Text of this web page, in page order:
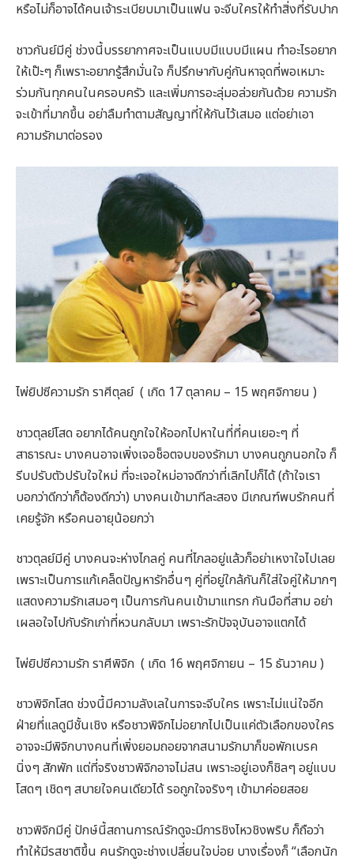
หรือไม่ก็อาจได้คนเจ้าระเบียบมาเป็นแฟน จะจีบใครให้ทำสิ่งที่รับปาก
ชาวกันย์มีคู่ ช่วงนี้บรรยากาศจะเป็นแบบมีแบบมีแผน ทำอะไรอยาก
ให้เป๊ะๆ ก็เพราะอยากรู้สึกมั่นใจ ก็ปรึกษากับคู่กันหาจุดที่พอเหมาะ
ร่วมกันทุกคนในครอบครัว และเพิ่มการอะลุ่มอล่วยกันด้วย ความรัก
จะเข้าที่มากขึ้น อย่าลืมทำตามสัญญาที่ให้กันไว้เสมอ แต่อย่าเอา
ความรักมาต่อรอง
ไพ่ยิปซีความรัก ราศีตุลย์ ( เกิด 17 ตุลาคม – 15 พฤศจิกายน )
ชาวตุลย์โสด อยากได้คนถูกใจให้ออกไปหาในที่ที่คนเยอะๆ ที่
สาธารณะ บางคนอาจเพิ่งเจอช็อตจบของรักมา บางคนถูกนอกใจ ก็
รีบปรับตัวปรับใจใหม่ ที่จะเจอใหม่อาจดีกว่าที่เลิกไปก็ได้ (ถ้าใจเรา
บอกว่าดีกว่าก็ต้องดีกว่า) บางคนเข้ามาทีละสอง มีเกณฑ์พบรักคนที่
เคยรู้จัก หรือคนอายุน้อยกว่า
ชาวตุลย์มีคู่ บางคนจะห่างไกลคู่ คนที่ไกลอยู่แล้วก็อย่าเหงาใจไปเลย
เพราะเป็นการแก้เคล็ดปัญหารักอื่นๆ คู่ที่อยู่ใกล้กันก็ใส่ใจคู่ให้มากๆ
แสดงความรักเสมอๆ เป็นการกันคนเข้ามาแทรก กันมือที่สาม อย่า
เผลอใจไปกับรักเก่าที่หวนกลับมา เพราะรักปัจจุบันอาจแตกได้
ไพ่ยิปซีความรัก ราศีพิจิก ( เกิด 16 พฤศจิกายน – 15 ธันวาคม )
ชาวพิจิกโสด ช่วงนี้มีความลังเลในการจะจีบใคร เพราะไม่แน่ใจอีก
ฝ่ายที่แลดูมีชั้นเชิง หรือชาวพิจิกไม่อยากไปเป็นแค่ตัวเลือกของใคร
อาจจะมีพิจิกบางคนที่เพิ่งยอมถอยจากสนามรักมาก็ขอพักเบรค
นิ่งๆ สักพัก แต่ที่จริงชาวพิจิกอาจไม่สน เพราะอยู่เองก็ชิลๆ อยู่แบบ
โสดๆ เชิดๆ สบายใจคนเดียวได้ รอถูกใจจริงๆ เข้ามาค่อยสอย
ชาวพิจิกมีคู่ ปักษ์นี้สถานการณ์รักดูจะมีการชิงไหวชิงพริบ ก็ถือว่า
ทำให้มีรสชาติขึ้น คนรักดูจะช่างเปลี่ยนใจบ่อย บางเรื่องก็ “เลือกนัก